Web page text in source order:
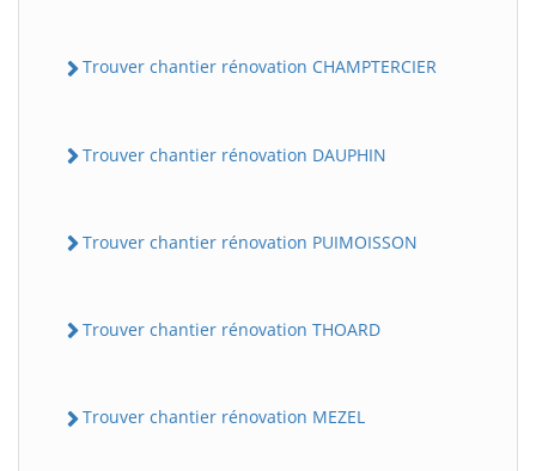
Trouver chantier rénovation CHAMPTERCIER
Trouver chantier rénovation DAUPHIN
Trouver chantier rénovation PUIMOISSON
Trouver chantier rénovation THOARD
Trouver chantier rénovation MEZEL